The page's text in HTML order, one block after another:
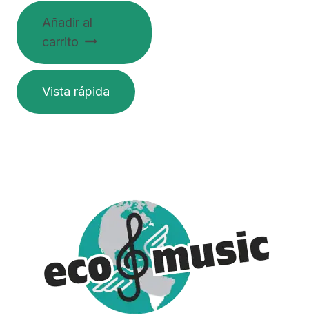
Añadir al
carrito
Vista rápida